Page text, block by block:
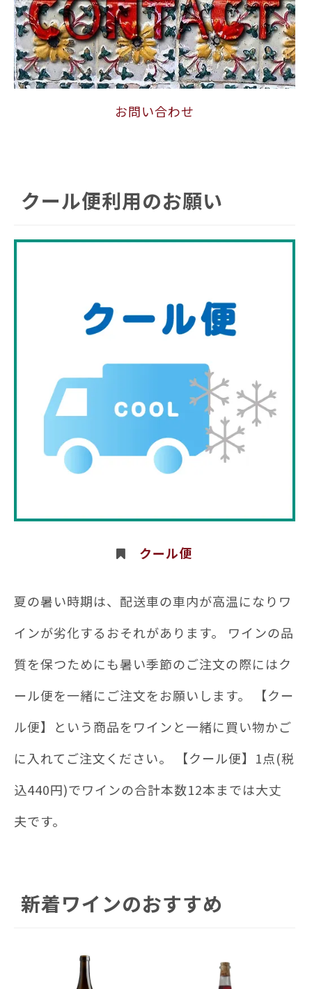
お問い合わせ
クール便利用のお願い
クール便
夏の暑い時期は、配送車の車内が高温になりワ
インが劣化するおそれがあります。 ワインの品
質を保つためにも暑い季節のご注文の際にはク
ール便を一緒にご注文をお願いします。 【クー
ル便】という商品をワインと一緒に買い物かご
に入れてご注文ください。 【クール便】1点(税
込440円)でワインの合計本数12本までは大丈
夫です。
新着ワインのおすすめ